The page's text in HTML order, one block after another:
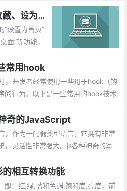
js实现浏览器：加入收藏、设为首页、保存到桌面的方法功能
“设置为首页”
面”等功能，
等浏览器
常用hook
，开发者经常使用一些用于hook（钩
的行为。以下是一些常用的hook技术
奇的JavaScript
，作为一门弱类型语言，它拥有非常
，灵活性非常强大。js各种神奇的写
相互转换功能
即：红,绿,蓝和色调,饱和度,亮度，前